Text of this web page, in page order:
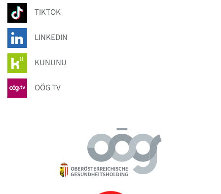
TIKTOK
LINKEDIN
KUNUNU
OÖG TV